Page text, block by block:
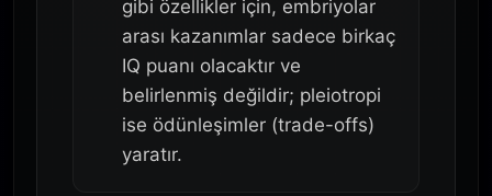
gibi özellikler için, embriyolar
arası kazanımlar sadece birkaç
IQ puanı olacaktır ve
belirlenmiş değildir; pleiotropi
ise ödünleşimler (trade-offs)
yaratır.